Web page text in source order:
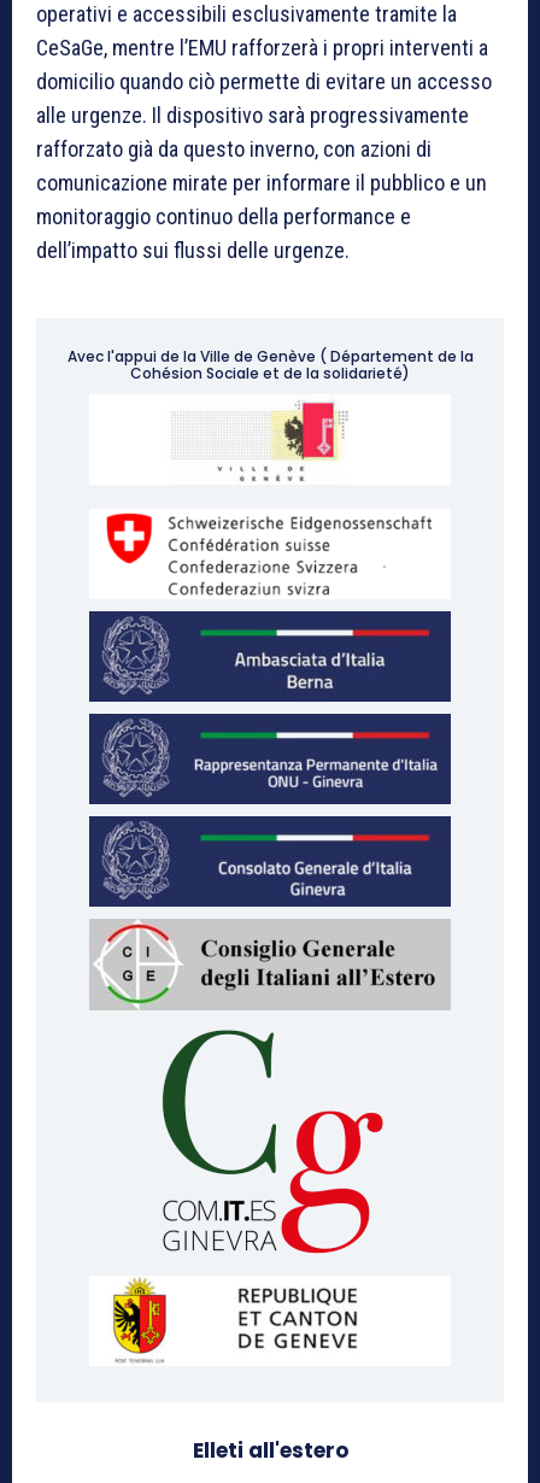
operativi e accessibili esclusivamente tramite la
CeSaGe, mentre l’EMU rafforzerà i propri interventi a
domicilio quando ciò permette di evitare un accesso
alle urgenze. Il dispositivo sarà progressivamente
rafforzato già da questo inverno, con azioni di
comunicazione mirate per informare il pubblico e un
monitoraggio continuo della performance e
dell’impatto sui flussi delle urgenze.
Avec l'appui de la Ville de Genève ( Département de la
Cohésion Sociale et de la solidarieté)
Elleti all'estero